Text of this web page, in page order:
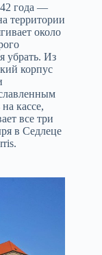
года —
территории
около
убрать. Из
корпус
кассе,
все три
в Седлеце